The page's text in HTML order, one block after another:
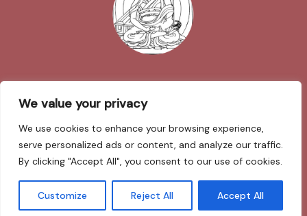
We value your privacy
We use cookies to enhance your browsing experience,
serve personalized ads or content, and analyze our traffic.
By clicking "Accept All", you consent to our use of cookies.
Customize Reject All Accept All
Datenschutzerklärung
Sarva Mangalam